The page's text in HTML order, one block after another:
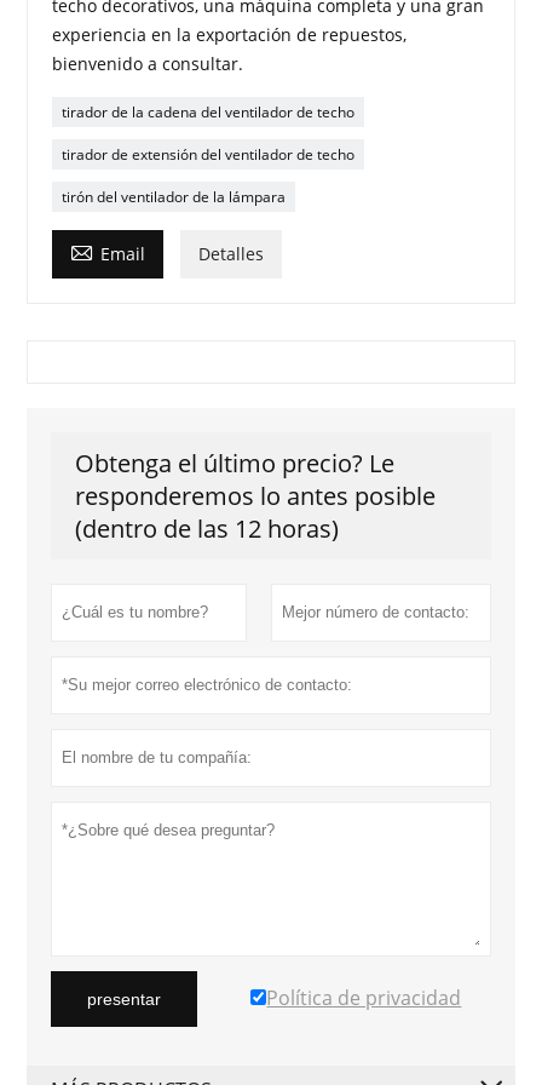
techo decorativos, una máquina completa y una gran
experiencia en la exportación de repuestos,
bienvenido a consultar.
tirador de la cadena del ventilador de techo
tirador de extensión del ventilador de techo
tirón del ventilador de la lámpara
 Email Detalles
Obtenga el último precio? Le
responderemos lo antes posible
(dentro de las 12 horas)
presentar Política de privacidad